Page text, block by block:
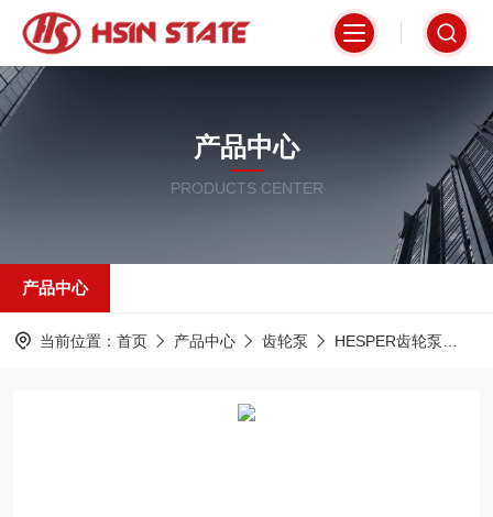
产品中心
PRODUCTS CENTER
产品中心
当前位置： 首页 产品中心 齿轮泵 HESPER齿轮泵